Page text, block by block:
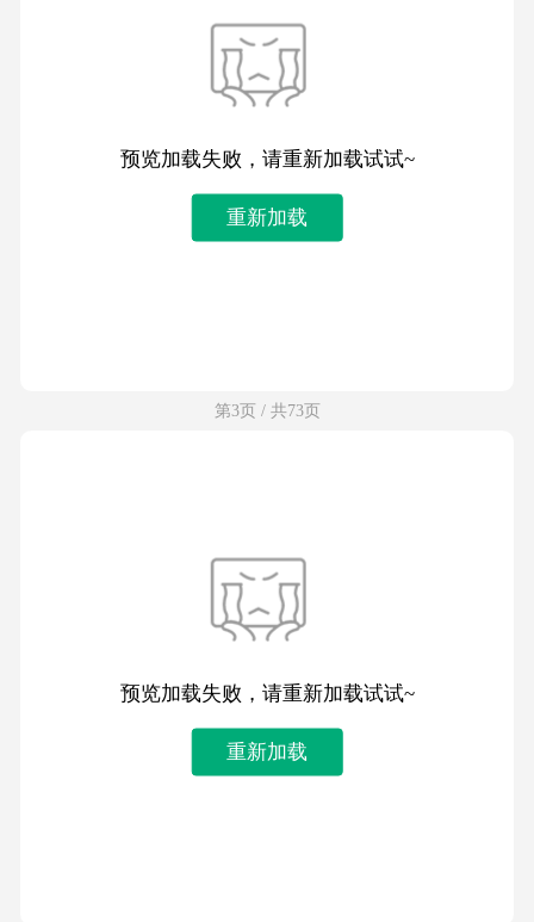
预览加载失败，请重新加载试试~
重新加载
第3页 / 共73页
预览加载失败，请重新加载试试~
重新加载